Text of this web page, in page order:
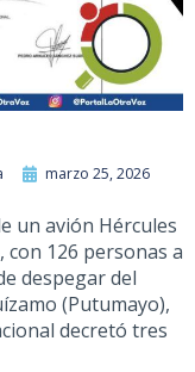
marzo 25, 2026
un avión Hércules
con 126 personas a
despegar del
(Putumayo),
decretó tres